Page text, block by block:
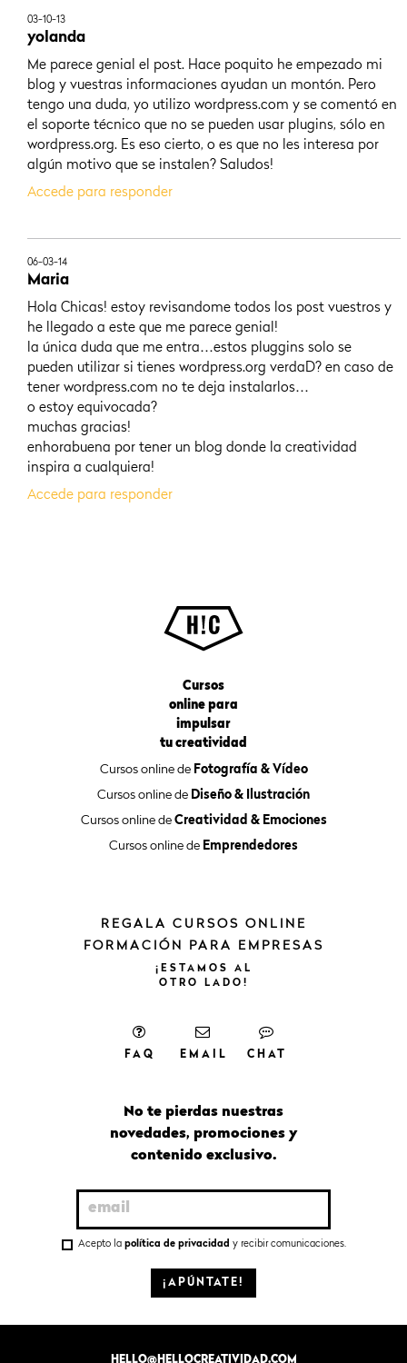
03-10-13
yolanda
Me parece genial el post. Hace poquito he empezado mi
blog y vuestras informaciones ayudan un montón. Pero
tengo una duda, yo utilizo wordpress.com y se comentó en
el soporte técnico que no se pueden usar plugins, sólo en
wordpress.org. Es eso cierto, o es que no les interesa por
algún motivo que se instalen? Saludos!
Accede para responder
06-03-14
Maria
Hola Chicas! estoy revisandome todos los post vuestros y
he llegado a este que me parece genial!
la única duda que me entra…estos pluggins solo se
pueden utilizar si tienes wordpress.org verdaD? en caso de
tener wordpress.com no te deja instalarlos…
o estoy equivocada?
muchas gracias!
enhorabuena por tener un blog donde la creatividad
inspira a cualquiera!
Accede para responder
Cursos
online para
impulsar
tu creatividad
Cursos online de Fotografía & Vídeo
Cursos online de Diseño & Ilustración
Cursos online de Creatividad & Emociones
Cursos online de Emprendedores
REGALA CURSOS ONLINE
FORMACIÓN PARA EMPRESAS
No te pierdas nuestras
novedades, promociones y
contenido exclusivo.
Acepto la política de privacidad y recibir comunicaciones.
¡APÚNTATE!
¡ESTAMOS
AL
OTRO
LADO!
FAQ EMAIL CHAT
HELLO@HELLOCREATIVIDAD.COM